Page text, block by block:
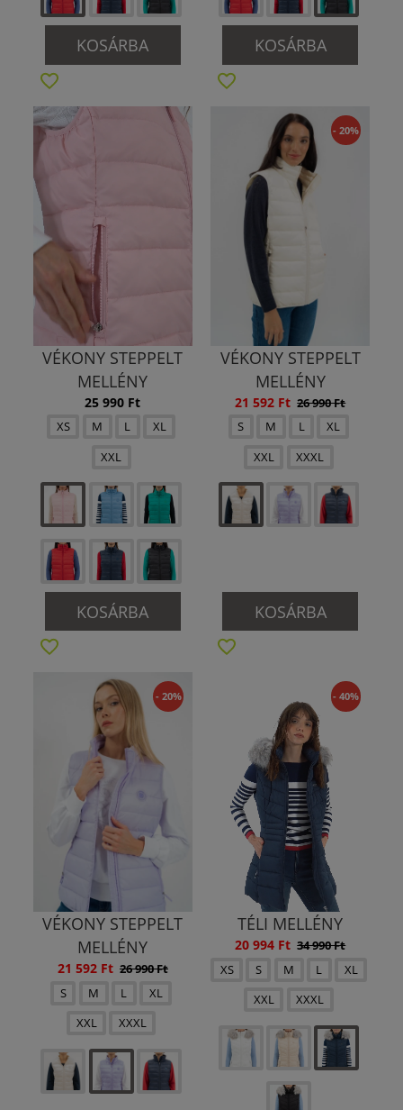
KOSÁRBA KOSÁRBA
VÉKONY STEPPELT
MELLÉNY
25 990 Ft
XS M L
XL
XXL
KOSÁRBA
- 20%
VÉKONY STEPPELT
MELLÉNY
21 592 Ft 26 990 Ft
S
M L
XL
XXL
XXXL
KOSÁRBA
- 20%
VÉKONY STEPPELT
MELLÉNY
21 592 Ft 26 990 Ft
S
M L
XL
XXL
XXXL
- 40%
TÉLI MELLÉNY
20 994 Ft 34 990 Ft
XS
S M L
XL
XXL
XXXL